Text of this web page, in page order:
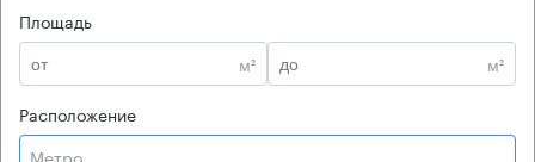
Площадь
м²
м²
Расположение
Метро